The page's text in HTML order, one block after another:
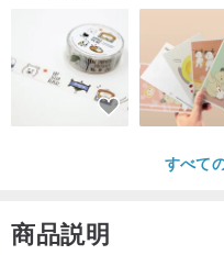
すべて
商品説明